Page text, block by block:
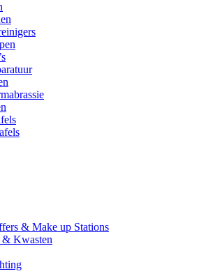
& Make up Stations
& Kwasten